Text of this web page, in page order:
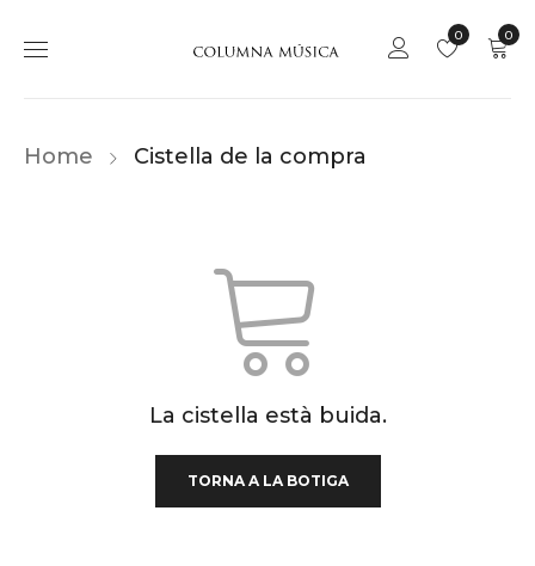
0
0
Home Cistella de la compra
La cistella està buida.
TORNA A LA BOTIGA